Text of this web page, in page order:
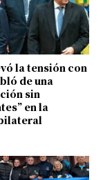
la tensión con
de una
sin
en la